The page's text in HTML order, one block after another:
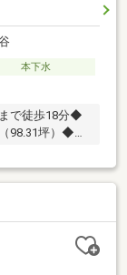
本下水
で徒歩18分◆
98.31坪）◆Ｊ
市の不動産会